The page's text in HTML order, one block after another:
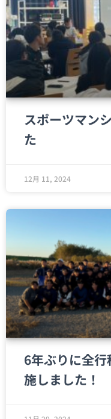
スポーツマン
た
12月 11, 2024
6年ぶりに全
施しました！